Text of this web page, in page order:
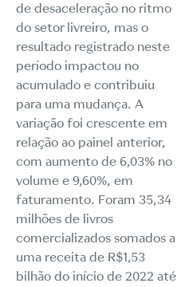
de desaceleração no ritmo
do setor livreiro, mas o
resultado registrado neste
período impactou no
acumulado e contribuiu
para uma mudança. A
variação foi crescente em
relação ao painel anterior,
com aumento de 6,03% no
volume e 9,60%, em
faturamento. Foram 35,34
milhões de livros
comercializados somados a
uma receita de R$1,53
bilhão do início de 2022 até